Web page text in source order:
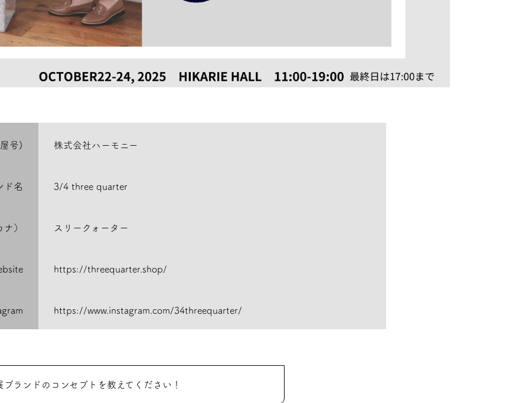
号) 株式会社ハーモニー
ド名 3/4 three quarter
） スリークォーター
https://threequarter.shop/
https://www.instagram.com/34threequarter/
ランドのコンセプトを教えてください！